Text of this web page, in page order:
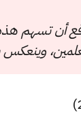
أن تسهم
وينعكس